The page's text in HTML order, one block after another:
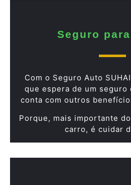
Seguro
Com o Seguro Auto
que espera de um seguro
conta com outros
Porque, mais importante
carro, é cuidar